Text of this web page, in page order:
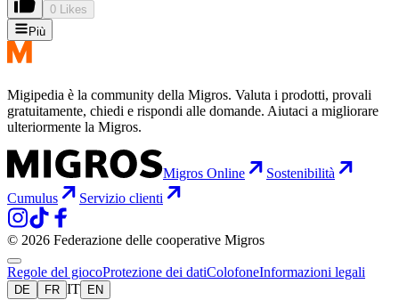
0 Likes
Più
Migipedia è la community della Migros. Valuta i prodotti, provali
gratuitamente, chiedi e rispondi alle domande. Aiutaci a migliorare
ulteriormente la Migros.
Migros Online
Sostenibilità
Cumulus
Servizio clienti
© 2026 Federazione delle cooperative Migros
Regole del giocoProtezione dei datiColofoneInformazioni legali
DE FR IT EN